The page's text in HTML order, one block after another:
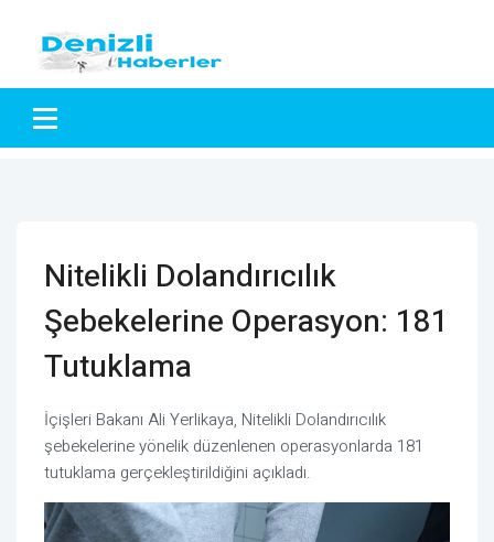
Nitelikli Dolandırıcılık
Şebekelerine Operasyon: 181
Tutuklama
İçişleri Bakanı Ali Yerlikaya, Nitelikli Dolandırıcılık
şebekelerine yönelik düzenlenen operasyonlarda 181
tutuklama gerçekleştirildiğini açıkladı.